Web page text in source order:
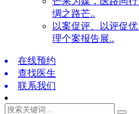
绸之路芒..
以案促评、以评促
理个案报告展..
在线预约
查找医生
联系我们